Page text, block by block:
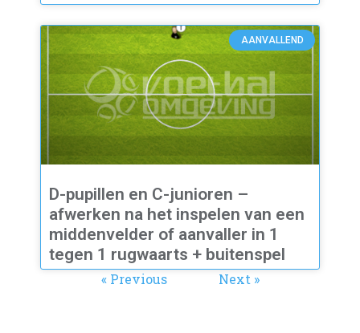
AANVALLEND
D-pupillen en C-junioren –
afwerken na het inspelen van een
middenvelder of aanvaller in 1
tegen 1 rugwaarts + buitenspel
« Previous Next »